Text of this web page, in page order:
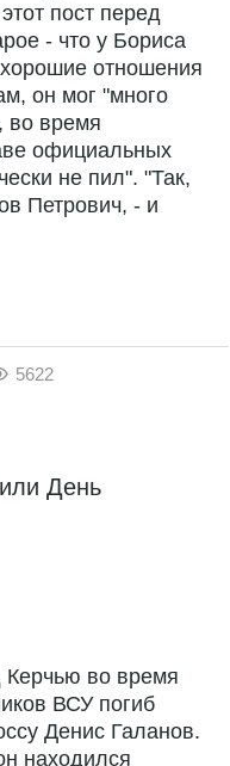
пост перед
- что у Бориса
отношения
он мог "много
во время
официальных
не пил". "Так,
Петрович, - и
5622
День
во время
ВСУ погиб
Денис Галанов.
находился